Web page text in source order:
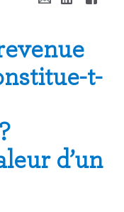
t-
d’un